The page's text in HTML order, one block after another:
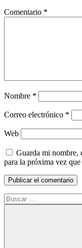
Comentario *
Nombre *
Correo electrónico *
Web
Guarda mi nombre,
para la próxima vez que
Buscar: